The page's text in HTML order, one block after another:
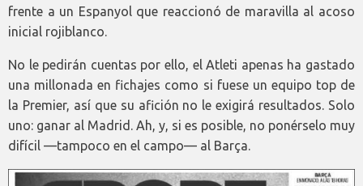
frente a un Espanyol que reaccionó de maravilla al acoso
inicial rojiblanco.
No le pedirán cuentas por ello, el Atleti apenas ha gastado
una millonada en fichajes como si fuese un equipo top de
la Premier, así que su afición no le exigirá resultados. Solo
uno: ganar al Madrid. Ah, y, si es posible, no ponérselo muy
difícil —tampoco en el campo— al Barça.